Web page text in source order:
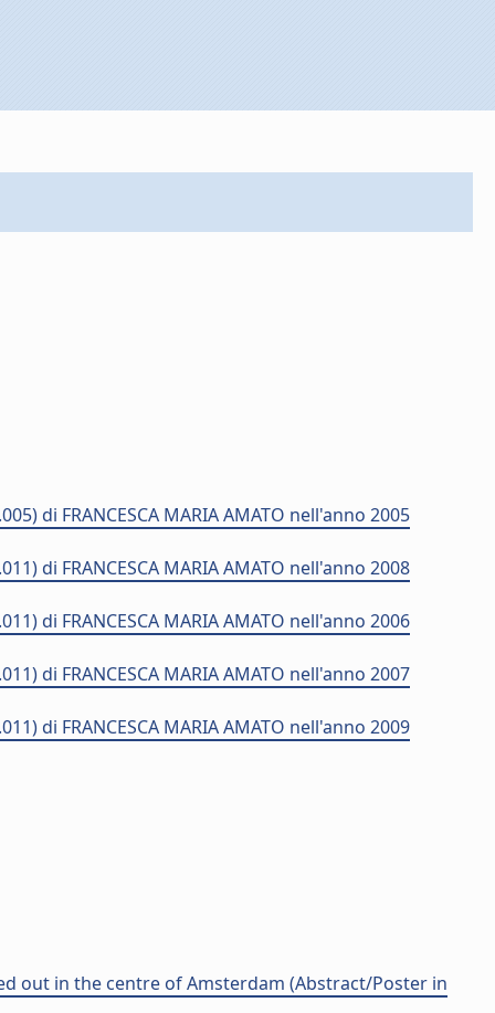
di FRANCESCA MARIA AMATO nell'anno 2005
di FRANCESCA MARIA AMATO nell'anno 2008
di FRANCESCA MARIA AMATO nell'anno 2006
di FRANCESCA MARIA AMATO nell'anno 2007
di FRANCESCA MARIA AMATO nell'anno 2009
out in the centre of Amsterdam (Abstract/Poster in